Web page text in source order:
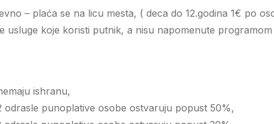
– plaća se na licu mesta, ( deca do 12.godina 1€ po
usluge koje koristi putnik, a nisu napomenute
ishranu,
odrasle punoplative osobe ostvaruju popust 50%,